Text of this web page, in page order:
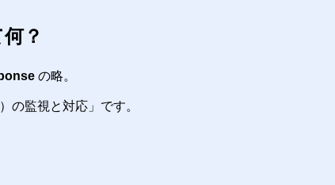
？
の略。
の監視と対応」です。